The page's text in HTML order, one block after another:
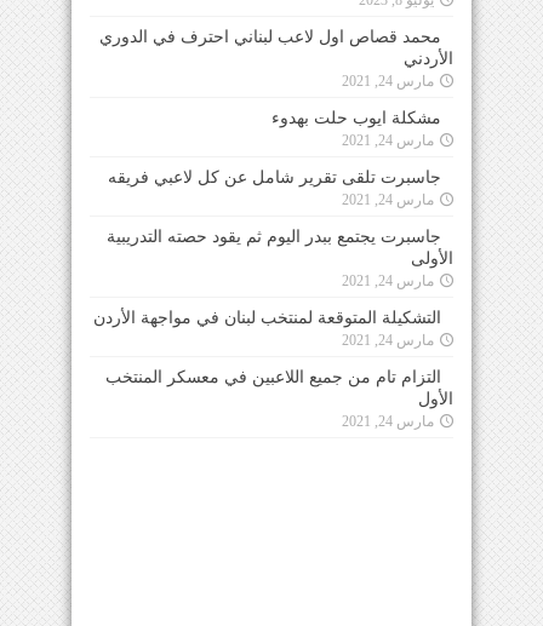
محمد قصاص اول لاعب لبناني احترف في الدوري
الأردني
مارس 24, 2021
مشكلة ايوب حلت بهدوء
مارس 24, 2021
جاسبرت تلقى تقرير شامل عن كل لاعبي فريقه
مارس 24, 2021
جاسبرت يجتمع ببدر اليوم ثم يقود حصته التدريبية
الأولى
مارس 24, 2021
التشكيلة المتوقعة لمنتخب لبنان في مواجهة الأردن
مارس 24, 2021
التزام تام من جميع اللاعبين في معسكر المنتخب
الأول
مارس 24, 2021